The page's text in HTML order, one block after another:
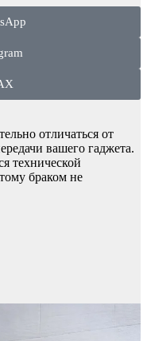
отличаться от
вашего гаджета.
технической
браком не